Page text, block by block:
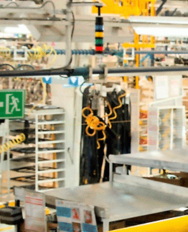
Varios
su
con movilidad
y conectada
Movilidad
¿Qué